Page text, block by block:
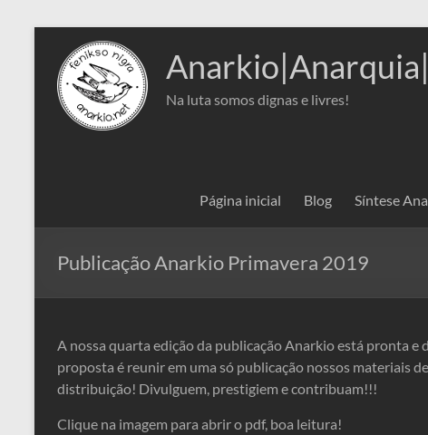
conteúdo
Na luta somos dignas e livres!
Página inicial Blog Síntese
Publicação Anarkio Primavera 2019
A nossa quarta edição da publicação Anarkio está pronta e
proposta é reunir em uma só publicação nossos materiais
distribuição! Divulguem, prestigiem e contribuam!!!
Clique na imagem para abrir o pdf, boa leitura!